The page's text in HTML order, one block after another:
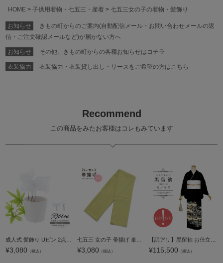
HOME
子供用着物・七五三・産着 七五三女の子の着物・髪飾り
お知らせ
きもの町からのご案内(自動配信メール・お問い合わせメールの返
信・ご注文確認メールなど)が届かない方へ
お知らせ その他、きもの町からの各種お知らせはコチラ
衣装協力 衣装協力・衣装貸し出し・リースをご希望の方はこちら
Recommend
この商品をみたお客様はコレもみています
¥3,080 （税込） ¥3,080 （税込） ¥115,500 （税込）